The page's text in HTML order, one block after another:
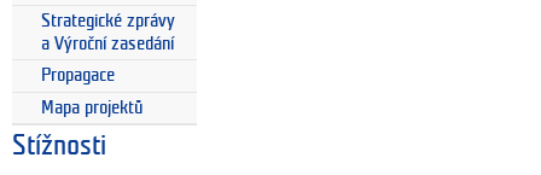
Strategické zprávy
a Výroční zasedání
Propagace
Mapa projektů
Stížnosti